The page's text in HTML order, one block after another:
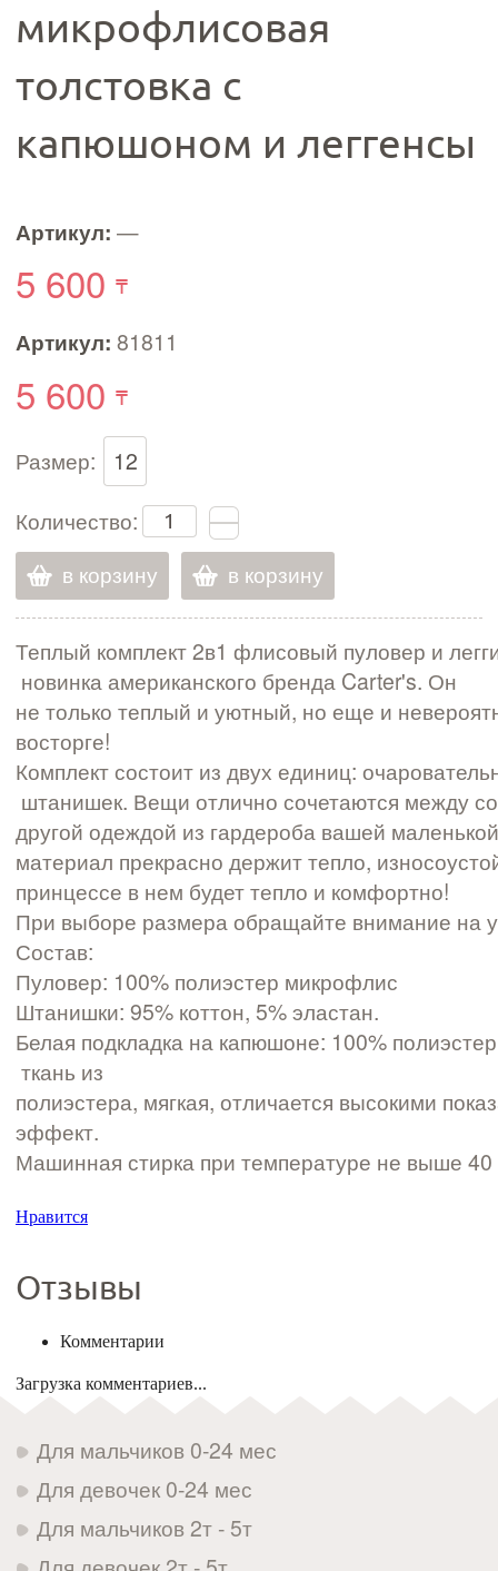
микрофлисовая
толстовка с
капюшоном и леггенсы
Артикул: —
5 600
Артикул: 81811
5 600
Размер:
12
Количество:
в корзину
в корзину
Теплый комплект 2в1 флисовый пуловер и
новинка американского бренда Carter's. Он
не только теплый и уютный, но еще и
восторге!
Комплект состоит из двух единиц:
штанишек. Вещи отлично сочетаются между
другой одеждой из гардероба вашей
материал прекрасно держит тепло,
принцессе в нем будет тепло и комфортно!
При выборе размера обращайте внимание на
Состав:
Пуловер: 100% полиэстер микрофлис
Штанишки: 95% коттон, 5% эластан.
Белая подкладка на капюшоне: 100%
ткань из
полиэстера, мягкая, отличается высокими
эффект.
Машинная стирка при температуре не выше 40
Нравится
Отзывы
Комментарии
Загрузка комментариев...
Для мальчиков 0-24 мес
Для девочек 0-24 мес
Для мальчиков 2т - 5т